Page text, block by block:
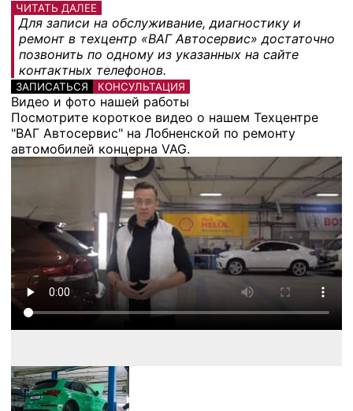
ЧИТАТЬ ДАЛЕЕ
Для записи на обслуживание, диагностику и
ремонт в техцентр «ВАГ Автосервис» достаточно
позвонить по одному из указанных на сайте
контактных телефонов.
ЗАПИСАТЬСЯ КОНСУЛЬТАЦИЯ
Видео и фото нашей работы
Посмотрите короткое видео о нашем Техцентре
"ВАГ Автосервис" на Лобненской по ремонту
автомобилей концерна VAG.